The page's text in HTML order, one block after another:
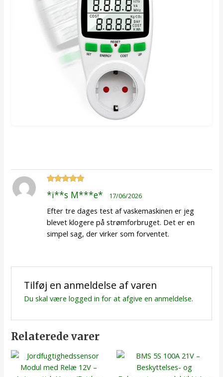
ud af 5
*i**s M***e* 17/06/2026
Efter tre dages test af vaskemaskinen er jeg
blevet klogere på strømforbruget. Det er en
simpel sag, der virker som forventet.
Tilføj en anmeldelse af varen
Du skal være logged in for at afgive en anmeldelse.
Relaterede varer